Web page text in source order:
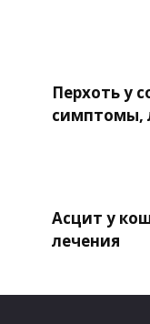
Перхоть у
симптомы,
Асцит у
лечения